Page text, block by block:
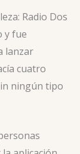
Radio Dos
y fue
lanzar
cuatro
ningún tipo